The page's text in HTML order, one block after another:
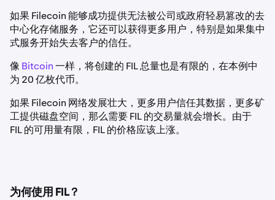
如果 Filecoin 能够成功提供无法被公司或政府轻易篡改的去
中心化存储服务，它还可以获得更多用户，特别是如果集中
式服务开始失去客户的信任。
像 Bitcoin一样，将创建的 FIL 总量也是有限的，在本例中
为 20 亿枚代币。
如果 Filecoin 网络发展壮大，更多用户信任其数据，更多矿
工提供磁盘空间，那么需要 FIL 的交易量就会增长。由于
FIL 的可用量有限，FIL 的价格应该上涨。
为何使用 FIL？